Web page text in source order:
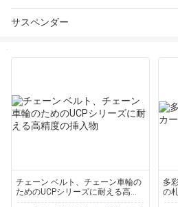
サスペンダー
チェーン ベルト、チェーン車輪の
ためのUCPシリーズに耐える高精
度の挿入物
多
の